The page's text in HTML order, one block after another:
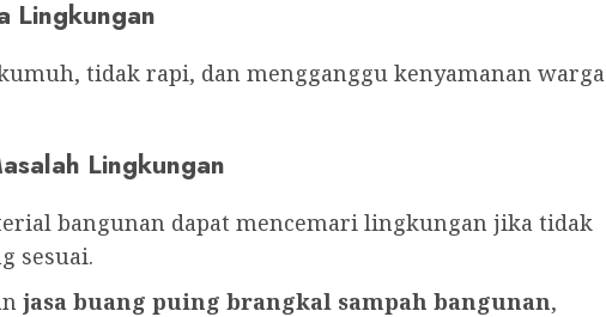
Lingkungan
tidak rapi, dan mengganggu kenyamanan warga
Lingkungan
bangunan dapat mencemari lingkungan jika tidak
sesuai.
jasa buang puing brangkal sampah bangunan,